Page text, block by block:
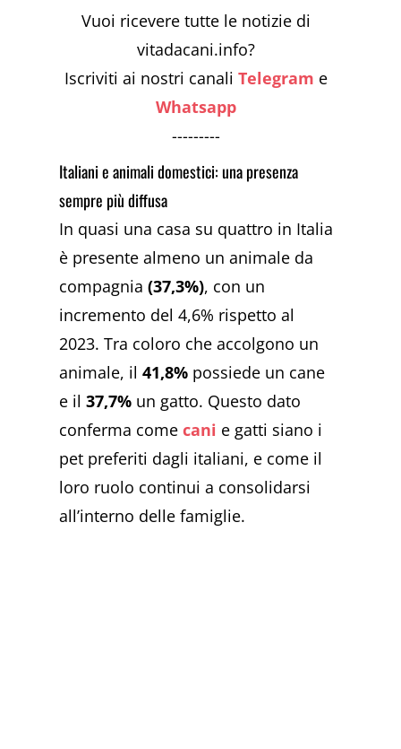
Vuoi ricevere tutte le notizie di
vitadacani.info?
Iscriviti ai nostri canaliTelegram e
Whatsapp
---------
Italiani e animali domestici: una presenza
sempre più diffusa
In quasi una casa su quattro in Italia
è presente almeno un animale da
compagnia(37,3%), con un
incremento del 4,6% rispetto al
2023. Tra coloro che accolgono un
animale, il41,8% possiede un cane
e il37,7% un gatto. Questo dato
conferma comecani e gatti siano i
pet preferiti dagli italiani, e come il
loro ruolo continui a consolidarsi
all’interno delle famiglie.